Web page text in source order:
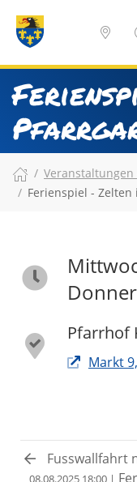
Veranstaltungen
Ferienspiel -
Pfarrhof
Markt
Fusswallfahrt
08.08.2025 18:00 |